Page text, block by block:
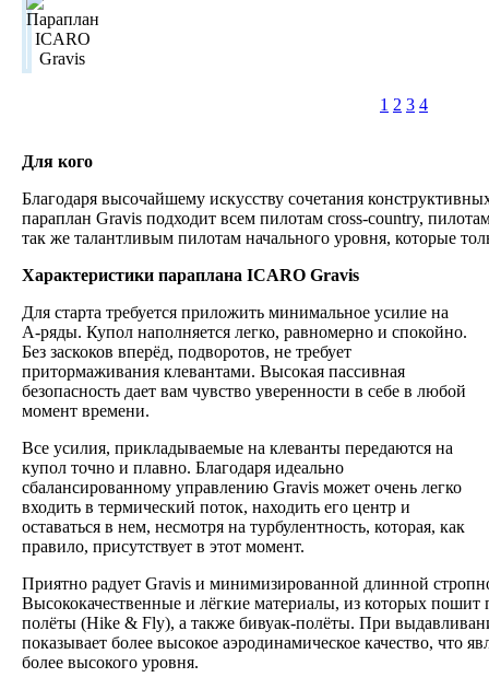
1 2 3 4
Для кого
Благодаря высочайшему искусству сочетания
параплан Gravis подходит всем пилотам cross-country,
так же талантливым пилотам начального уровня, которые
Характеристики параплана ICARO Gravis
Для старта требуется приложить минимальное усилие на
А-ряды. Купол наполняется легко, равномерно и спокойно.
Без заскоков вперёд, подворотов, не требует
притормаживания клевантами. Высокая пассивная
безопасность дает вам чувство уверенности в себе в любой
момент времени.
Все усилия, прикладываемые на клеванты передаются на
купол точно и плавно. Благодаря идеально
сбалансированному управлению Gravis может очень легко
входить в термический поток, находить его центр и
оставаться в нем, несмотря на турбулентность, которая, как
правило, присутствует в этот момент.
Приятно радует Gravis и минимизированной длинной
Высококачественные и лёгкие материалы, из которых
полёты (Hike & Fly), а также бивуак-полёты. При
показывает более высокое аэродинамическое качество, что
более высокого уровня.